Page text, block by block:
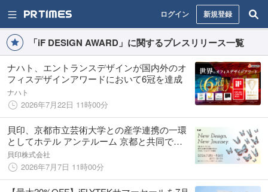
ログイン 新規登録
「iF DESIGN AWARD」に関するプレスリリース一覧
ナハト、エントランスデザインが国内外のオ
フィスデザインアワードにおいて6冠を達成
ナハト
2026年7月22日 11時00分
貝印、京都市立芸術大学との産学連携の一環
としてホテル アンテルーム 京都と共同で
「旅」をテーマにしたアート＆デザイン作品
展を開催
貝印株式会社
2026年7月7日 11時00分